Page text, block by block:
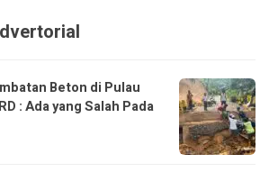
Beton di Pulau
: Ada yang Salah Pada